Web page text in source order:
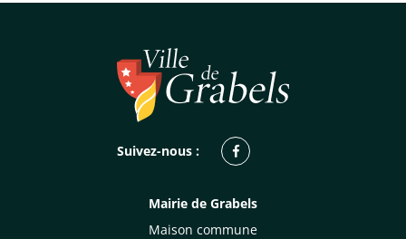
Suivez-nous : Facebook
Mairie de Grabels
Maison commune